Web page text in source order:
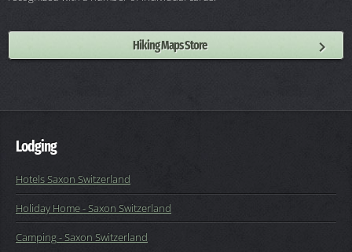
Hiking Maps Store
Lodging
Hotels Saxon Switzerland
Holiday Home - Saxon Switzerland
Camping - Saxon Switzerland